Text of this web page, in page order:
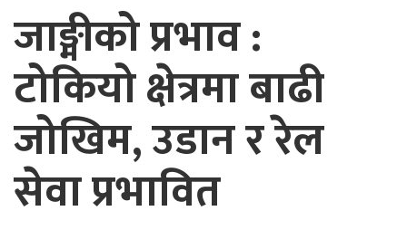
जाङ्मीको प्रभाव :
टोकियो क्षेत्रमा बाढी
जोखिम, उडान र रेल
सेवा प्रभावित